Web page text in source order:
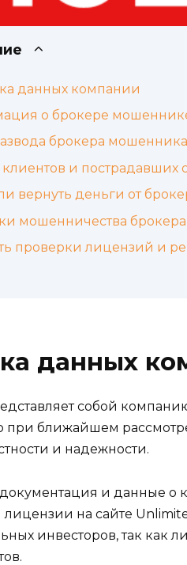
данных компании
о брокере
брокера мошенника
и пострадавших
вернуть деньги от
мошенничества брокера
проверки лицензий и
данных
собой
при ближайшем
и надежности.
и данные о
на сайте
инвесторов, так как